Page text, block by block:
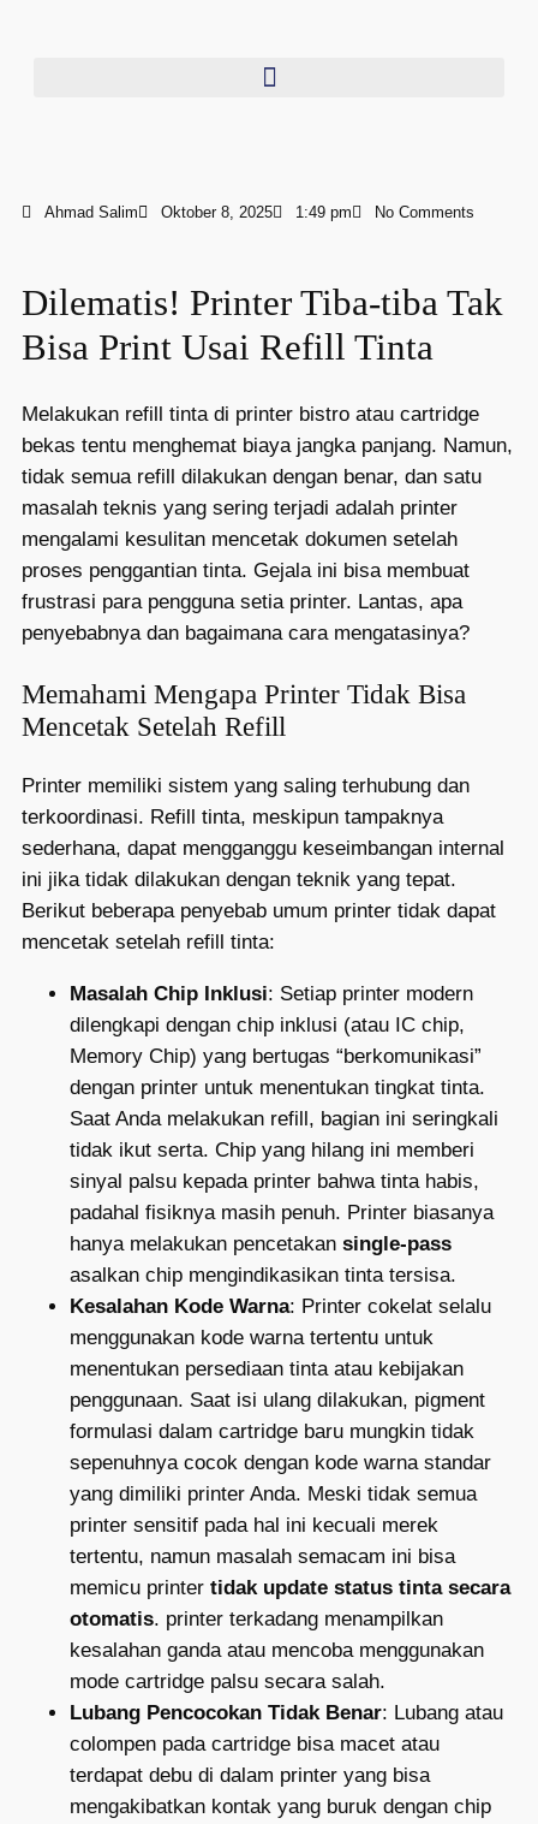
Ahmad Salim Oktober 8, 2025 1:49 pm No Comments
Dilematis! Printer Tiba-tiba Tak
Bisa Print Usai Refill Tinta
Melakukan refill tinta di printer bistro atau cartridge
bekas tentu menghemat biaya jangka panjang. Namun,
tidak semua refill dilakukan dengan benar, dan satu
masalah teknis yang sering terjadi adalah printer
mengalami kesulitan mencetak dokumen setelah
proses penggantian tinta. Gejala ini bisa membuat
frustrasi para pengguna setia printer. Lantas, apa
penyebabnya dan bagaimana cara mengatasinya?
Memahami Mengapa Printer Tidak Bisa
Mencetak Setelah Refill
Printer memiliki sistem yang saling terhubung dan
terkoordinasi. Refill tinta, meskipun tampaknya
sederhana, dapat mengganggu keseimbangan internal
ini jika tidak dilakukan dengan teknik yang tepat.
Berikut beberapa penyebab umum printer tidak dapat
mencetak setelah refill tinta:
Masalah Chip Inklusi: Setiap printer modern
dilengkapi dengan chip inklusi (atau IC chip,
Memory Chip) yang bertugas “berkomunikasi”
dengan printer untuk menentukan tingkat tinta.
Saat Anda melakukan refill, bagian ini seringkali
tidak ikut serta. Chip yang hilang ini memberi
sinyal palsu kepada printer bahwa tinta habis,
padahal fisiknya masih penuh. Printer biasanya
hanya melakukan pencetakan single-pass
asalkan chip mengindikasikan tinta tersisa.
Kesalahan Kode Warna: Printer cokelat selalu
menggunakan kode warna tertentu untuk
menentukan persediaan tinta atau kebijakan
penggunaan. Saat isi ulang dilakukan, pigment
formulasi dalam cartridge baru mungkin tidak
sepenuhnya cocok dengan kode warna standar
yang dimiliki printer Anda. Meski tidak semua
printer sensitif pada hal ini kecuali merek
tertentu, namun masalah semacam ini bisa
memicu printer tidak update status tinta secara
otomatis. printer terkadang menampilkan
kesalahan ganda atau mencoba menggunakan
mode cartridge palsu secara salah.
Lubang Pencocokan Tidak Benar: Lubang atau
colompen pada cartridge bisa macet atau
terdapat debu di dalam printer yang bisa
mengakibatkan kontak yang buruk dengan chip